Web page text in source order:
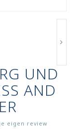
UND
AND
eigen review